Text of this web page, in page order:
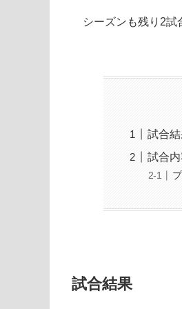
シーズンも残り2試
試合
試合
試合結果